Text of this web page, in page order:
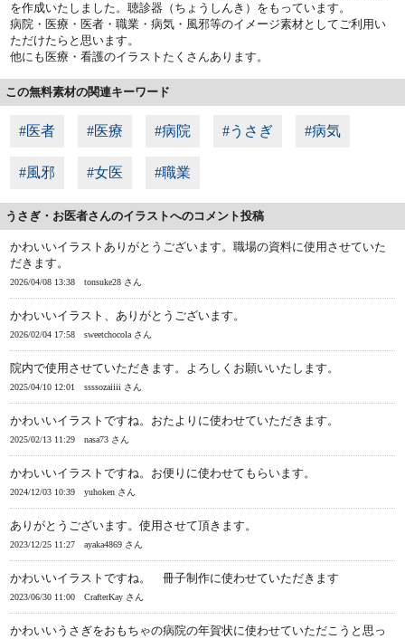
を作成いたしました。聴診器（ちょうしんき）をもっています。
病院・医療・医者・職業・病気・風邪等のイメージ素材としてご利用い
ただけたらと思います。
他にも医療・看護のイラストたくさんあります。
この無料素材の関連キーワード
#医者 #医療 #病院 #うさぎ #病気
#風邪 #女医 #職業
うさぎ・お医者さんのイラストへのコメント投稿
かわいいイラストありがとうございます。職場の資料に使用させていた
だきます。
2026/04/08 13:38 tonsuke28 さん
かわいいイラスト、ありがとうございます。
2026/02/04 17:58 sweetchocola さん
院内で使用させていただきます。よろしくお願いいたします。
2025/04/10 12:01 ssssozaiiii さん
かわいいイラストですね。おたよりに使わせていただきます。
2025/02/13 11:29 nasa73 さん
かわいいイラストですね。お便りに使わせてもらいます。
2024/12/03 10:39 yuhoken さん
ありがとうございます。使用させて頂きます。
2023/12/25 11:27 ayaka4869 さん
かわいいイラストですね。 冊子制作に使わせていただきます
2023/06/30 11:00 CrafterKay さん
かわいいうさぎをおもちゃの病院の年賀状に使わせていただこうと思っ